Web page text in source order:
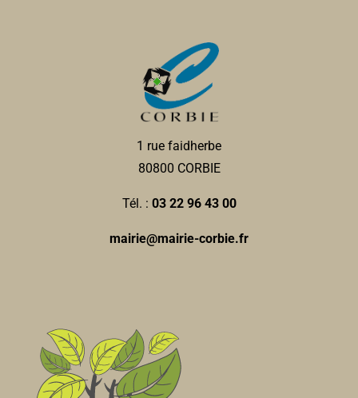
1 rue faidherbe
80800 CORBIE
Tél. : 03 22 96 43 00
mairie@mairie-corbie.fr